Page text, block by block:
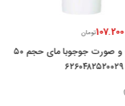
107.200تومان
کرم دست و صورت جوجوبا مای حجم ۵۰